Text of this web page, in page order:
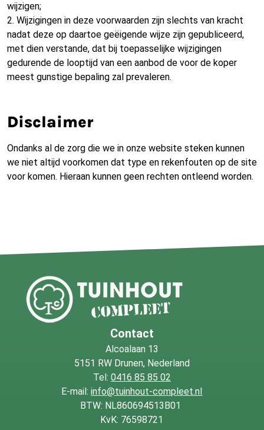
wijzigen;
2. Wijzigingen in deze voorwaarden zijn slechts van kracht
nadat deze op daartoe geëigende wijze zijn gepubliceerd,
met dien verstande, dat bij toepasselijke wijzigingen
gedurende de looptijd van een aanbod de voor de koper
meest gunstige bepaling zal prevaleren.
Disclaimer
Ondanks al de zorg die we in onze website steken kunnen
we niet altijd voorkomen dat type en rekenfouten op de site
voor komen. Hieraan kunnen geen rechten ontleend worden.
Contact
Alcoalaan 13
5151 RW Drunen, Nederland
Tel: 0416 85 85 02
E-mail:info@tuinhout-compleet.nl
BTW: NL860694513B01
KvK: 76598721